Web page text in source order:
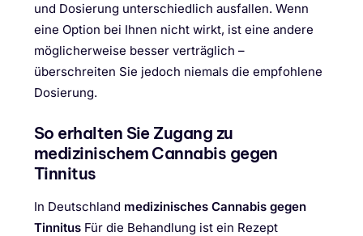
und Dosierung unterschiedlich ausfallen. Wenn
eine Option bei Ihnen nicht wirkt, ist eine andere
möglicherweise besser verträglich –
überschreiten Sie jedoch niemals die empfohlene
Dosierung.
So erhalten Sie Zugang zu
medizinischem Cannabis gegen
Tinnitus
In Deutschland medizinisches Cannabis gegen
Tinnitus Für die Behandlung ist ein Rezept